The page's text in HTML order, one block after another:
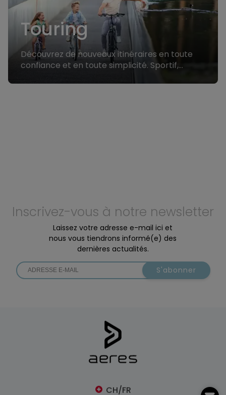
Touring
Découvrez de nouveaux itinéraires en toute
confiance et en toute simplicité. Sportif,
Inscrivez-vous à notre newsletter
Laissez votre adresse e-mail ici et
nous vous tiendrons informé(e) des
dernières actualités.
S'abonner
CH/FR